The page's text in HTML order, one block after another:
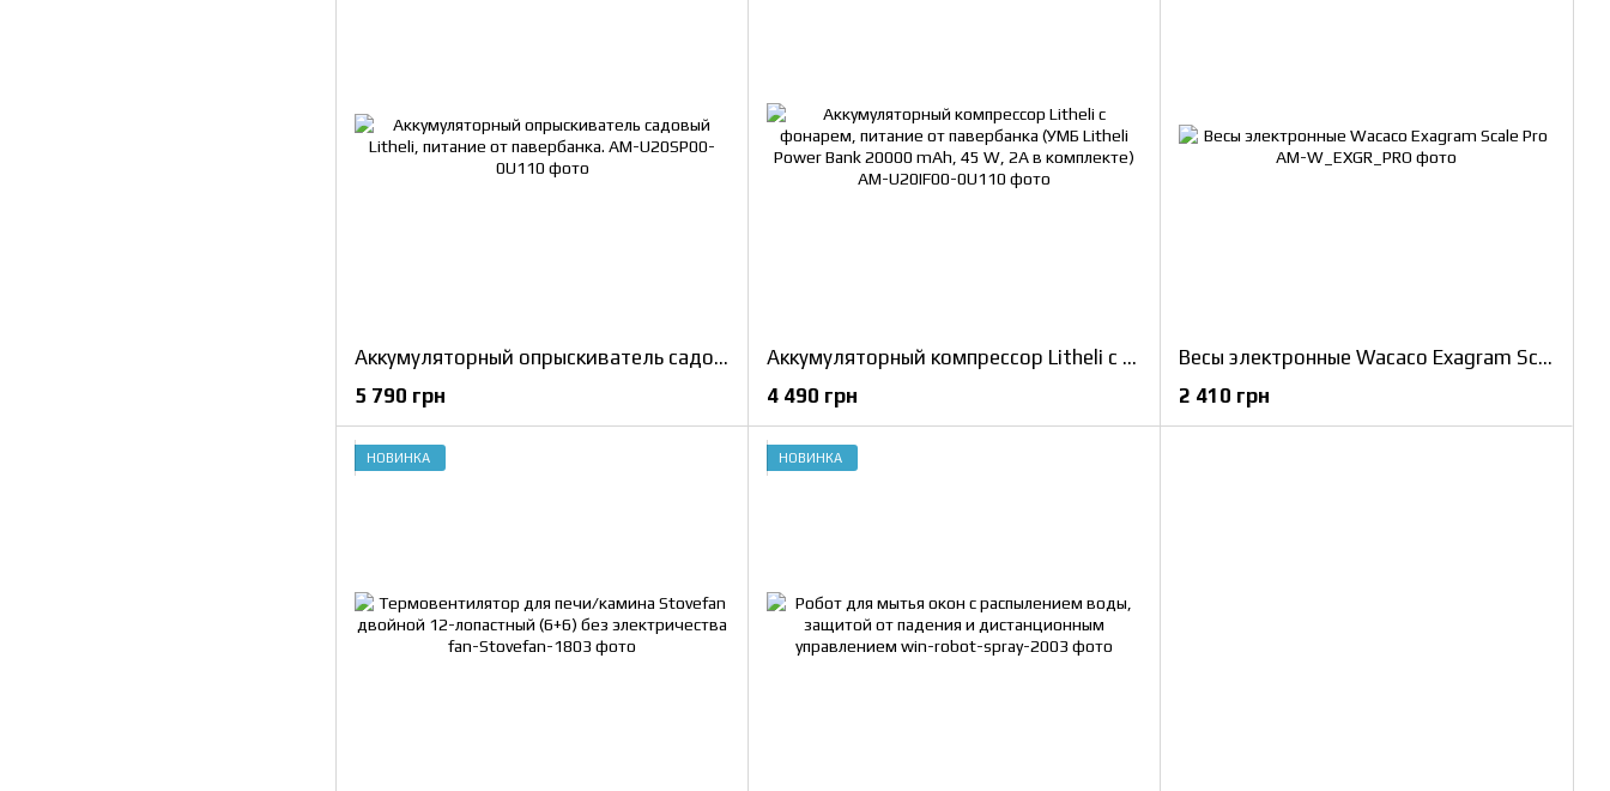
Аккумуляторный опрыскиватель садовый Litheli, питание от павербанка.
5 790 грн
Аккумуляторный компрессор Litheli с фонарем, питание от павербанка (УМБ Litheli Power Bank 20000 mAh, 45 W, 2А в комплекте)
4 490 грн
Весы электронные Wacaco Exagram Scale Pro
2 410 грн
НОВИНКА НОВИНКА